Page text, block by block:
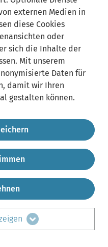
Kontakt
LinkedIn
externen Medien in
diese Cookies
oder
sich die Inhalte der
Mit unserem
Daten für
damit wir Ihren
gestalten können.